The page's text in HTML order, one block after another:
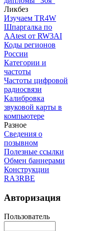
Ликбез
Изучаем TR4W
Шпаргалка по
AAtest от RW3AI
Коды регионов
России
Категории и
частоты
Частоты цифровой
радиосвязи
Калибровка
звуковой карты в
компьютере
Разное
Сведения о
позывном
Полезные ссылки
Обмен баннерами
Конструкции
RA3RBE
Авторизация
Пользователь